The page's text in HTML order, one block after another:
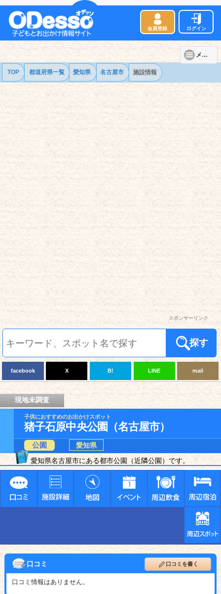
会員登録 ログイン
メニュー
TOP 都道府県一覧 愛知県 名古屋市 施設情報
スポンサーリンク
探す
facebook X B! LINE mail
現地未調査
子供におすすめのお出かけスポット
猪子石原中央公園（名古屋市）
公園
愛知県
愛知県名古屋市にある都市公園（近隣公園）です。
口コミ 口コミを書く
口コミ情報はありません。